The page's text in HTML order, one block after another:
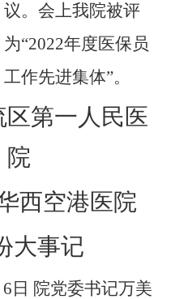
议。会上我院被评
为“2022年度医保员
工作先进集体”。
区第一人民医
院
西空港医院
大事记
6日 院党委书记万美